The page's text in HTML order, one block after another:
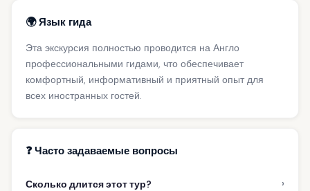
🌍 Язык гида
Эта экскурсия полностью проводится на Англо
профессиональными гидами, что обеспечивает
комфортный, информативный и приятный опыт для
всех иностранных гостей.
❓ Часто задаваемые вопросы
Сколько длится этот тур? ›